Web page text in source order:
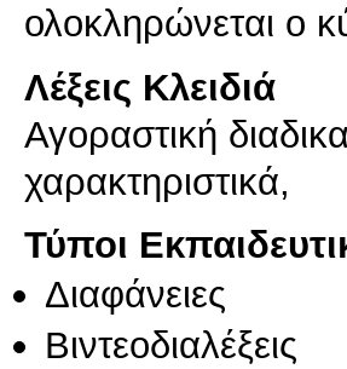
ολοκληρώνεται ο
Λέξεις Κλειδιά
Αγοραστική
χαρακτηριστικά,
Τύποι
Διαφάνειες
Βιντεοδιαλέξεις